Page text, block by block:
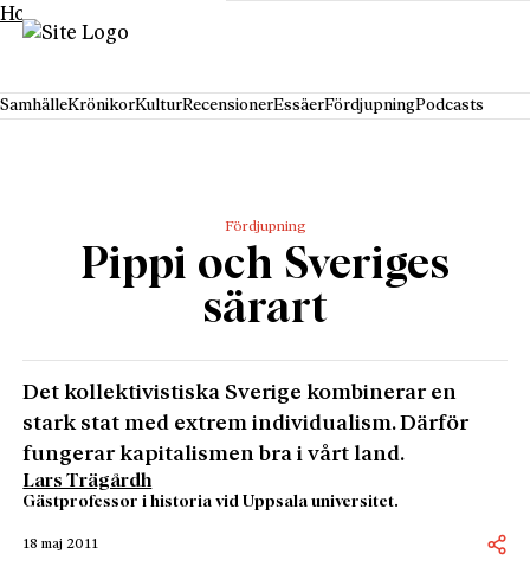
Hoppa till innehåll
SamhälleKrönikorKulturRecensionerEssäerFördjupningPodcasts
Fördjupning
Pippi och Sveriges
särart
Det kollektivistiska Sverige kombinerar en
stark stat med extrem individualism. Därför
fungerar kapitalismen bra i vårt land.
Lars Trägårdh
Gästprofessor i historia vid Uppsala universitet.
18 maj 2011